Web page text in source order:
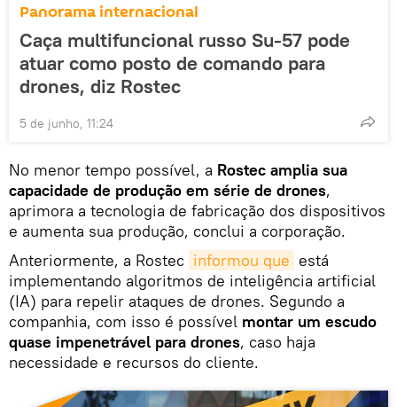
Panorama internacional
Caça multifuncional russo Su-57 pode
atuar como posto de comando para
drones, diz Rostec
5 de junho, 11:24
No menor tempo possível, a Rostec amplia sua
capacidade de produção em série de drones,
aprimora a tecnologia de fabricação dos dispositivos
e aumenta sua produção, conclui a corporação.
Anteriormente, a Rostec informou que está
implementando algoritmos de inteligência artificial
(IA) para repelir ataques de drones. Segundo a
companhia, com isso é possível montar um escudo
quase impenetrável para drones, caso haja
necessidade e recursos do cliente.